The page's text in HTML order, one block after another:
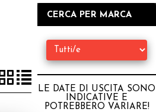
CERCA PER MARCA
LE DATE DI USCITA SONO
INDICATIVE E
POTREBBERO VARIARE!